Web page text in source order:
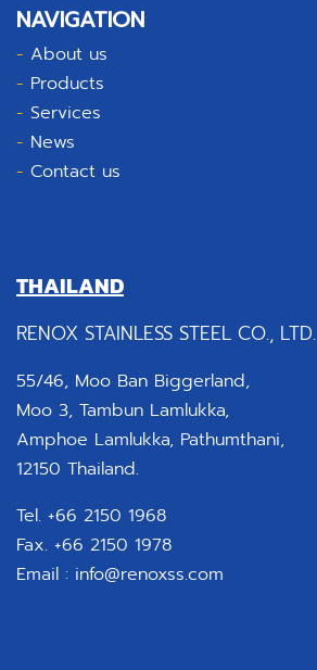
NAVIGATION
- About us
- Products
- Services
- News
- Contact us
THAILAND
RENOX STAINLESS STEEL CO., LTD.
55/46, Moo Ban Biggerland,
Moo 3, Tambun Lamlukka,
Amphoe Lamlukka, Pathumthani,
12150 Thailand.
Tel. +66 2150 1968
Fax. +66 2150 1978
Email : info@renoxss.com